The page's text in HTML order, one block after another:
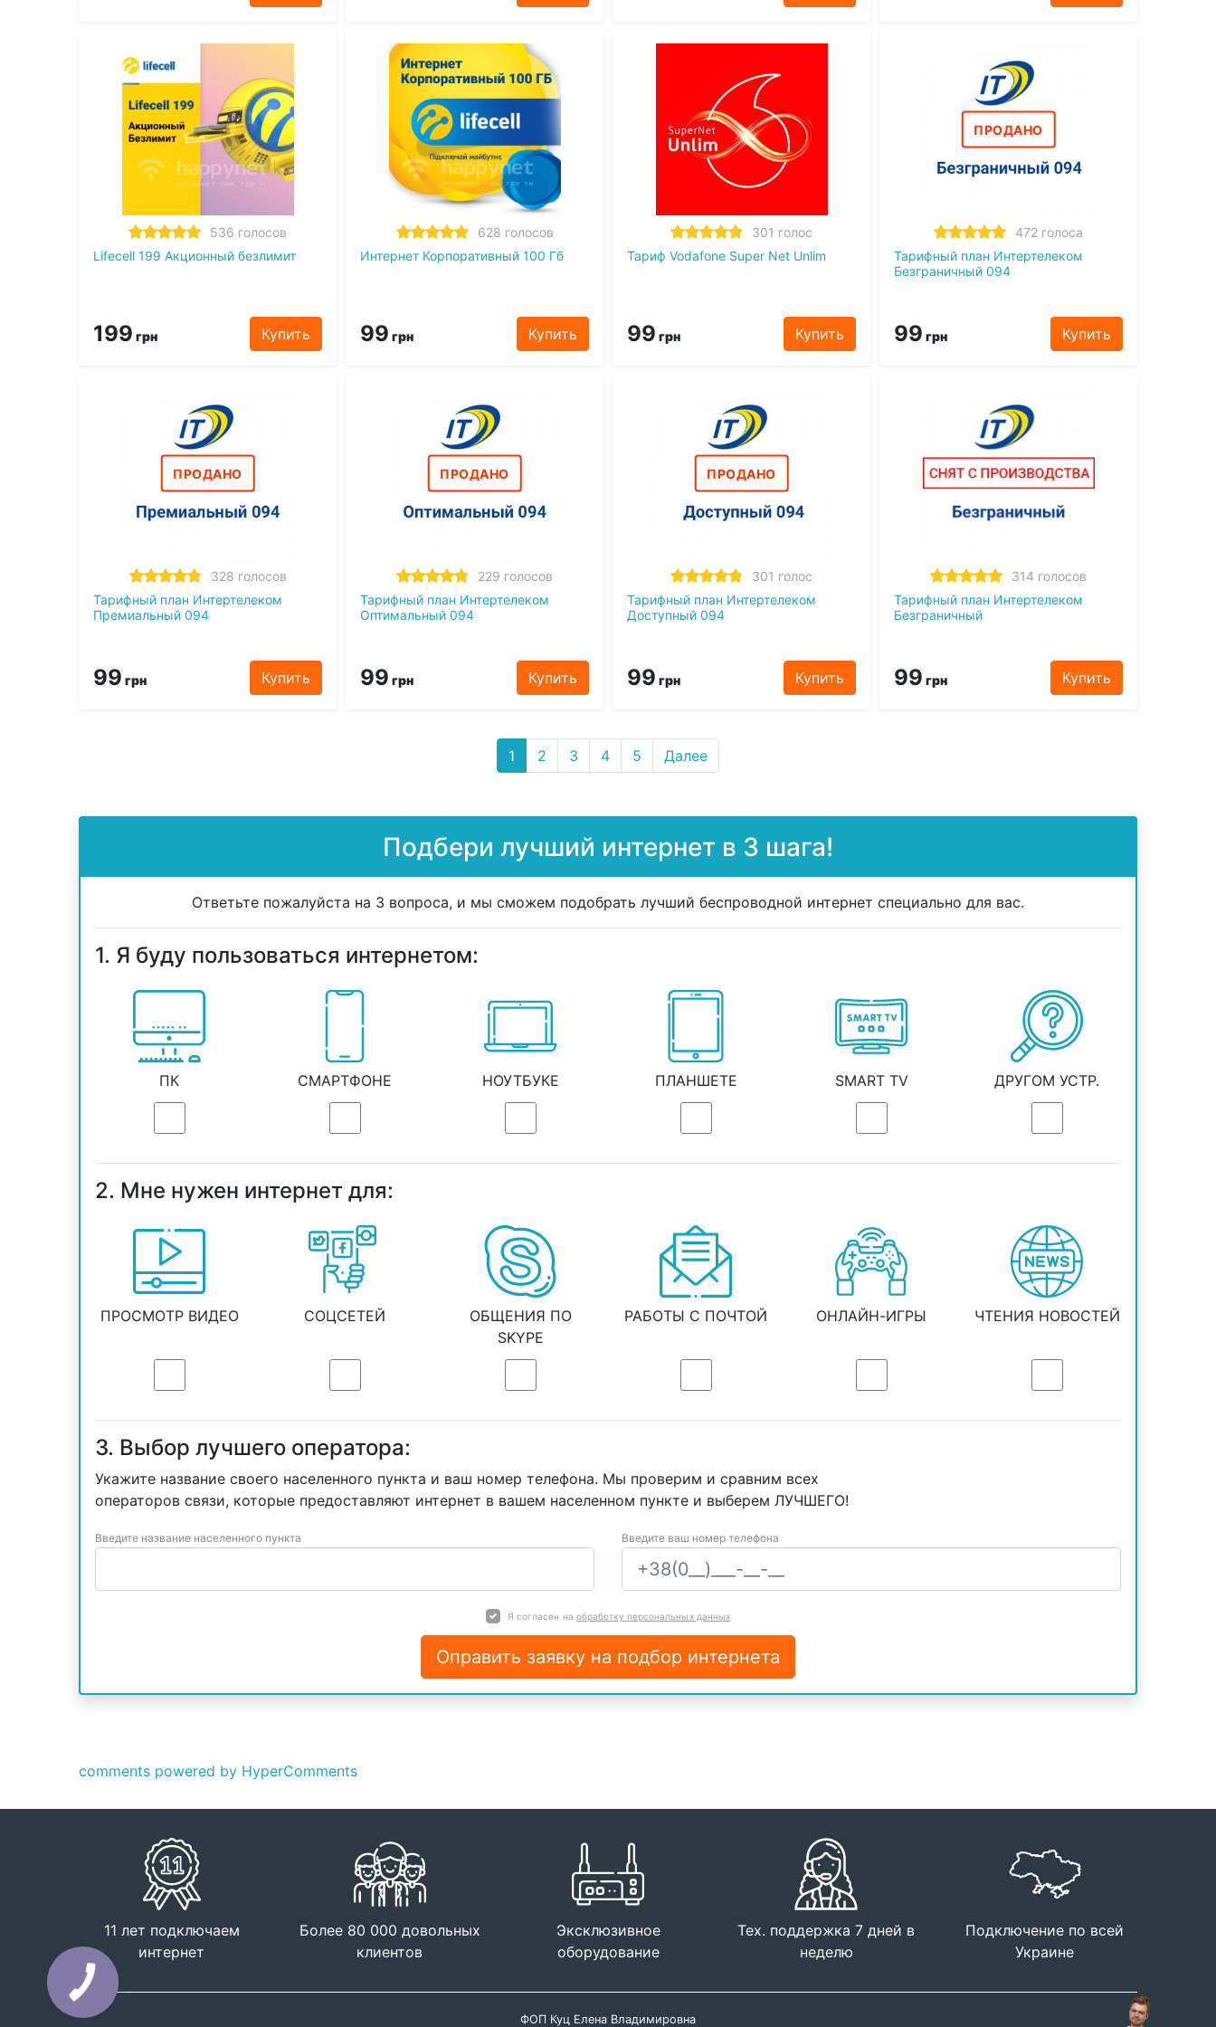
536 голосов
Lifecell 199 Акционный безлимит
199 грн Купить
628 голосов
Интернет Корпоративный 100 Гб
99 грн Купить
301 голос
Тариф Vodafone Super Net Unlim
99 грн Купить
ПРОДАНО
472 голоса
Тарифный план Интертелеком
Безграничный 094
99 грн Купить
ПРОДАНО
328 голосов
Тарифный план Интертелеком
Премиальный 094
99 грн Купить
ПРОДАНО
229 голосов
Тарифный план Интертелеком
Оптимальный 094
99 грн Купить
ПРОДАНО
301 голос
Тарифный план Интертелеком
Доступный 094
99 грн Купить
314 голосов
Тарифный план Интертелеком
Безграничный
99 грн Купить
1 2 3 4 5 Далее
Подбери лучший интернет в 3 шага!
Ответьте пожалуйста на 3 вопроса, и мы сможем подобрать лучший беспроводной интернет специально для вас.
1. Я буду пользоваться интернетом:
ПК СМАРТФОНЕ НОУТБУКЕ ПЛАНШЕТЕ SMART TV ДРУГОМ УСТР.
2. Мне нужен интернет для:
ПРОСМОТР ВИДЕО СОЦСЕТЕЙ
ОБЩЕНИЯ ПО
SKYPE
РАБОТЫ С ПОЧТОЙ ОНЛАЙН-ИГРЫ ЧТЕНИЯ НОВОСТЕЙ
3. Выбор лучшего оператора:
Укажите название своего населенного пункта и ваш номер телефона. Мы проверим и сравним всех
операторов связи, которые предоставляют интернет в вашем населенном пункте и выберем ЛУЧШЕГО!
Введите название населенного пункта Введите ваш номер телефона
Я согласен на обработку персональных данных
Оправить заявку на подбор интернета
comments powered by HyperComments
11 лет подключаем
интернет
Более 80 000 довольных
клиентов
Эксклюзивное
оборудование
Тех. поддержка 7 дней в
неделю
Подключение по всей
Украине
ФОП Куц Елена Владимировна